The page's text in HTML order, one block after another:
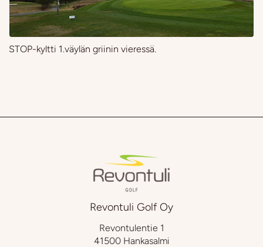
STOP-kyltti 1.väylän griinin vieressä.
Revontuli Golf Oy
Revontulentie 1
41500 Hankasalmi